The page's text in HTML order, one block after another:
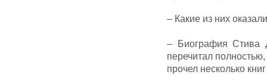
– Какие из них
– Биография Стива
перечитал
прочел несколько